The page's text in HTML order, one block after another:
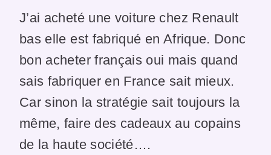
J’ai acheté une voiture chez Renault
bas elle est fabriqué en Afrique. Donc
bon acheter français oui mais quand
sais fabriquer en France sait mieux.
Car sinon la stratégie sait toujours la
même, faire des cadeaux au copains
de la haute société….